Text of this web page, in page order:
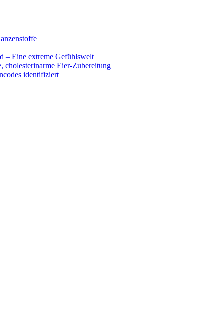
– Eine extreme Gefühlswelt
cholesterinarme Eier-Zubereitung
identifiziert